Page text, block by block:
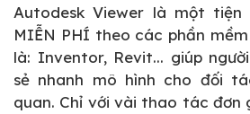
Autodesk Viewer là một
MIỄN PHÍ theo các phần
là: Inventor, Revit... giúp
sẻ nhanh mô hình cho đối
quan. Chỉ với vài thao tác đơn